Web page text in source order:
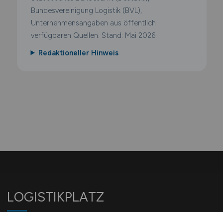
Bundesvereinigung Logistik (BVL),
Unternehmensangaben aus öffentlich
verfügbaren Quellen. Stand: Mai 2026.
Redaktioneller Hinweis
LOGISTIKPLATZ